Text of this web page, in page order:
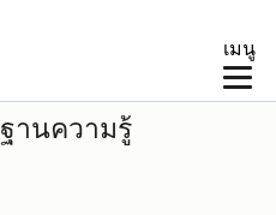
เมนู
ฐานความรู้